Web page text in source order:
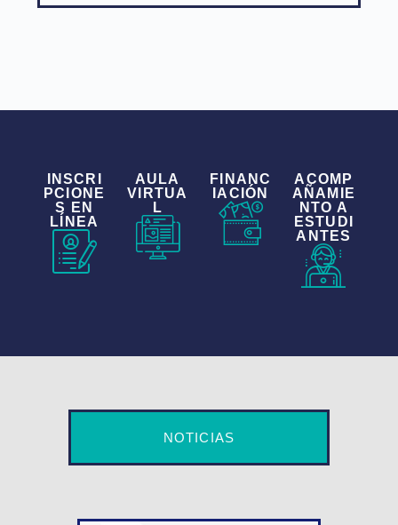
INSCRI
PCIONE
S EN
LÍNEA
AULA
VIRTUA
L
FINANC
IACIÓN
ACOMP
AÑAMIE
NTO A
ESTUDI
ANTES
NOTICIAS